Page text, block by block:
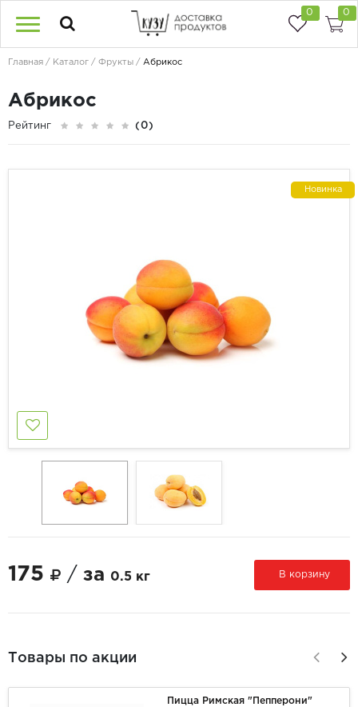
0 0
Главная Каталог Фрукты Абрикос
Абрикос
Рейтинг (0)
Новинка
175 / за 0.5 кг В корзину
Товары по акции
Пицца Римская "Пепперони"